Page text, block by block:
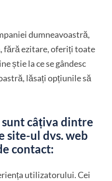
dumneavoastră,
fără ezitare, oferiți toate
știe la ce se gândesc
lăsați opțiunile să
sunt câțiva dintre
site-ul dvs. web
contact:
utilizatorului. Cei